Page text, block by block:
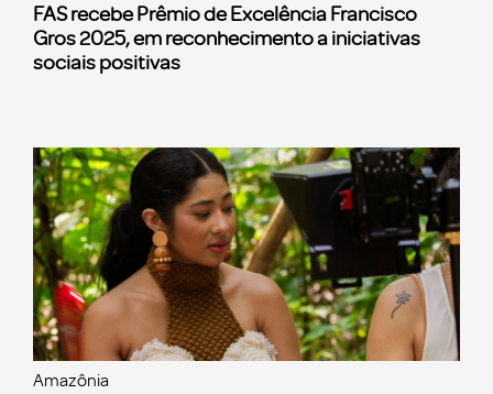
FAS recebe Prêmio de Excelência Francisco
Gros 2025, em reconhecimento a iniciativas
sociais positivas
Amazônia